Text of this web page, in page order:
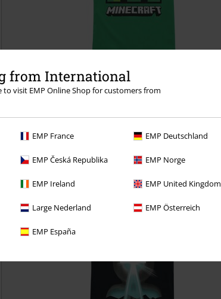
from International
to visit EMP Online Shop for customers from
EMP France EMP Deutschland
EMP Česká Republika EMP Norge
EMP Ireland EMP United Kingdom
Large Nederland EMP Österreich
EMP España
-20%
Bijna uitverkocht
Adviesprijs € 19,99
Kids - Creeper Face Minecraft T-shirt